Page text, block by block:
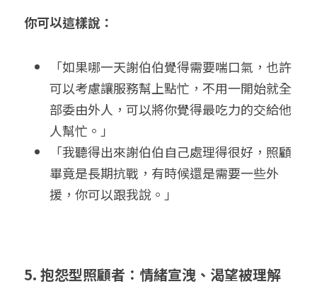
你可以這樣說：
「如果哪一天謝伯伯覺得需要喘口氣，也許
可以考慮讓服務幫上點忙，不用一開始就全
部委由外人，可以將你覺得最吃力的交給他
人幫忙。」
「我聽得出來謝伯伯自己處理得很好，照顧
畢竟是長期抗戰，有時候還是需要一些外
援，你可以跟我說。」
5. 抱怨型照顧者：情緒宣洩、渴望被理解